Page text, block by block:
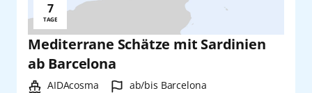
Mediterrane Schätze mit Sardinien
ab Barcelona
Schiff:
AIDAcosma Hafen:
ab/bis Barcelona
Reisedauer:
7
TAGE